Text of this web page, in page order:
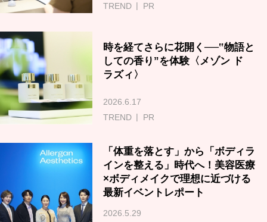
TREND
PR
時を経てさらに花開く──‟物語と
しての香り”を体験〈メゾン ド
ラズィ〉
2026.6.17
TREND
PR
「体重を落とす」から「ボディラ
インを整える」時代へ！美容医療
×ボディメイクで理想に近づける
最新イベントレポート
2026.5.29